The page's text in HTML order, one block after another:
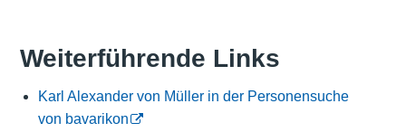
Weiterführende Links
Karl Alexander von Müller in der Personensuche
von bavarikon